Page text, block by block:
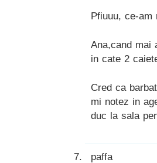
Pfiuuu, ce-
Ana,cand mai
in cate 2
Cred ca
mi notez in
duc la sala
paffa